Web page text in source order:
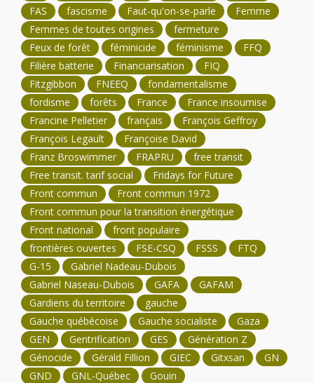
FAS
fascisme Faut-qu'on-se-parle
Femme
Femmes de toutes origines
fermeture
Feux de forêt
féminicide féminisme
FFQ
Filière batterie
Financiarisation
FIQ
Fitzgibbon
FNEEQ
fondamentalisme
fordisme
forêts France
France insoumise
Francine Pelletier
français
François Geffroy
François Legault
Françoise David
Franz Broswimmer
FRAPRU
free transit
Free transit. tarif social
Fridays for Future
Front commun
Front commun 1972
Front commun pour la transition énergétique
Front national
front populaire
frontières ouvertes
FSE-CSQ FSSS
FTQ
G-15
Gabriel Nadeau-Dubois
Gabriel Naseau-Dubois
GAFA
GAFAM
Gardiens du territoire
gauche
Gauche québécoise
Gauche socialiste
Gaza
GEN
Gentrification GES
Génération Z
Génocide
Gérald Fillion GIEC Gitxsan
GN
GND
GNL-Québec
Gouin